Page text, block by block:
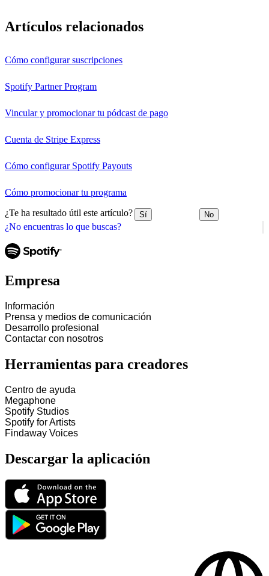
¿No encuentras lo que buscas?
Artículos relacionados
Cómo configurar suscripciones
Spotify Partner Program
Vincular y promocionar tu pódcast de pago
Cuenta de Stripe Express
Cómo configurar Spotify Payouts
Cómo promocionar tu programa
¿Te ha resultado útil este artículo? Sí No
Empresa
Información
Prensa y medios de comunicación
Desarrollo profesional
Contactar con nosotros
Herramientas para creadores
Centro de ayuda
Megaphone
Spotify Studios
Spotify for Artists
Findaway Voices
Descargar la aplicación